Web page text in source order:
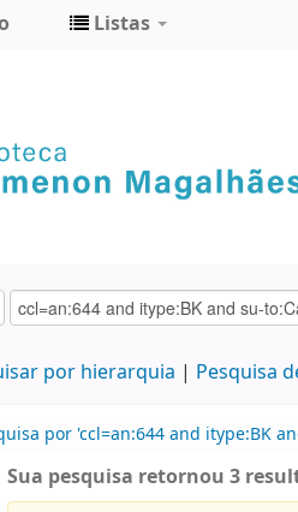
Listas
por hierarquia Pesquisa
por 'ccl=an:644 and itype:BK
Sua pesquisa retornou 3